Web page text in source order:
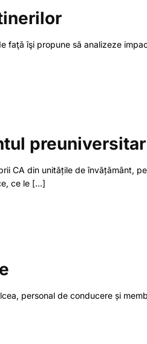
îşi propune să analizeze
preuniversitar
CA din unitățile de învățământ,
ce le […]
personal de conducere și